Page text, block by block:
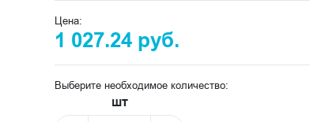
Цена:
1 027.24 руб.
Выберите необходимое количество:
шт